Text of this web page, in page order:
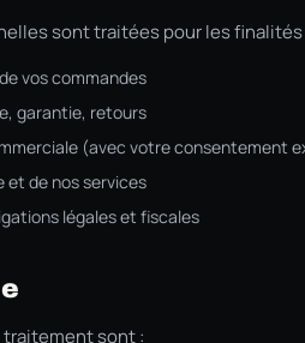
sont traitées pour les
vos commandes
garantie, retours
(avec votre consentement
et de nos services
légales et fiscales
traitement sont :